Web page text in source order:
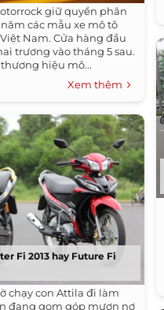
giữ quyền phân
các mẫu xe mô tô
Nam. Cửa hàng đầu
trương vào tháng 5 sau.
hiệu mô...
Xem thêm
Fi 2013 hay Future Fi
chạy con Attila đi làm
đang gom góp mượn nợ